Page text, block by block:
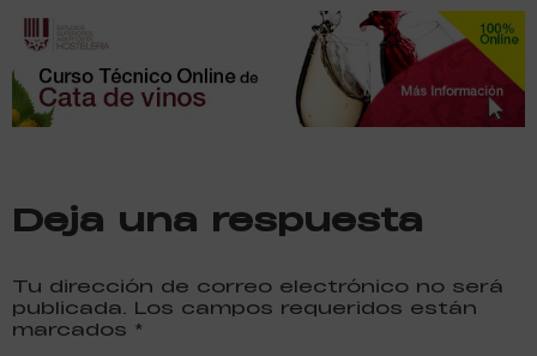
Deja una respuesta
Tu dirección de correo electrónico no será
publicada. Los campos requeridos están
marcados *